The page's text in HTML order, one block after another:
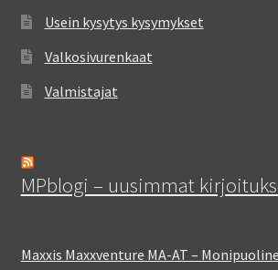
Usein kysytys kysymykset
Valkosivurenkaat
Valmistajat
MPblogi – uusimmat
Maxxis Maxxventure MA-AT –